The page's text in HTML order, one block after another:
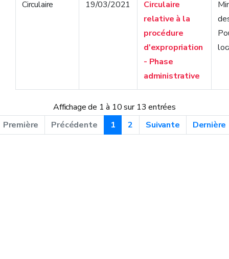
Circulaire 19/03/2021
Circulaire
relative à la
procédure
d'expropriation
- Phase
administrative
Affichage de 1 à 10 sur 13 entrées
Première
Précédente 1 2 Suivante Dernière